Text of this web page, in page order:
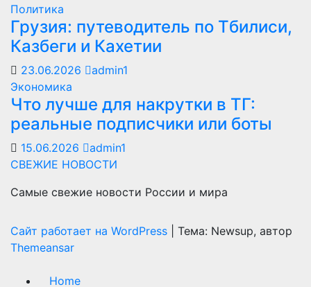
Политика
Грузия: путеводитель по Тбилиси,
Казбеги и Кахетии
23.06.2026
admin1
Экономика
Что лучше для накрутки в ТГ:
реальные подписчики или боты
15.06.2026
admin1
СВЕЖИЕ НОВОСТИ
Самые свежие новости России и мира
Сайт работает на WordPress
Тема: Newsup, автор
Themeansar
Home